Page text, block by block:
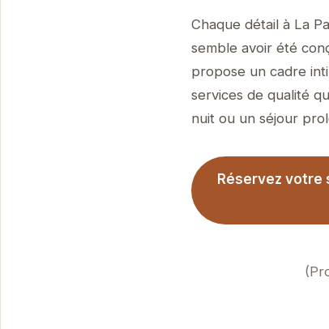
Chaque détail à La
semble avoir été
propose un cadre
services de qualité
nuit ou un séjour
Réservez votre